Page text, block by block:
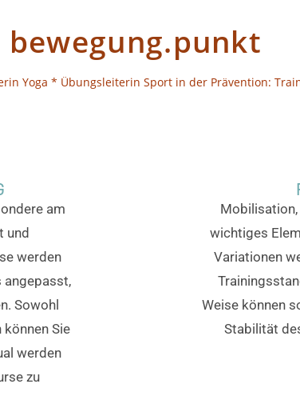
bewegung.punkt
Yoga * Übungsleiterin Sport in der Prävention:
am
und
werden
angepasst,
Sowohl
Sie
werden
zu
wichtiges
Variationen
Weise können
Stabilität